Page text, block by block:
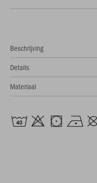
Beschrijving
Details
Materiaal